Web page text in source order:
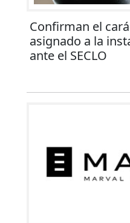
Confirman el
asignado a la
ante el SECLO